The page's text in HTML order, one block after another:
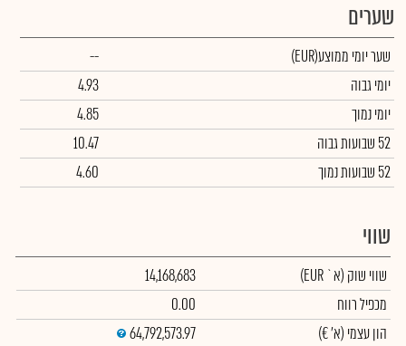
שערים
שער יומי ממוצע(EUR)
--
יומי גבוה
4.93
יומי נמוך
4.85
52 שבועות גבוה
10.47
52 שבועות נמוך
4.60
שווי
שווי שוק (א` EUR)
14,168,683
מכפיל רווח
0.00
הון עצמי (א' €)
64,792,573.97